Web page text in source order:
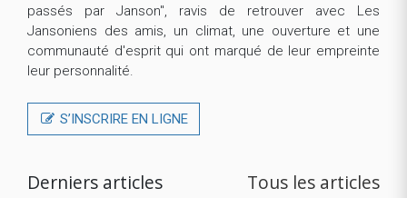
passés par Janson", ravis de retrouver avec Les
Jansoniens des amis, un climat, une ouverture et une
communauté d'esprit qui ont marqué de leur empreinte
leur personnalité.
S’INSCRIRE EN LIGNE
Derniers articles Tous les articles